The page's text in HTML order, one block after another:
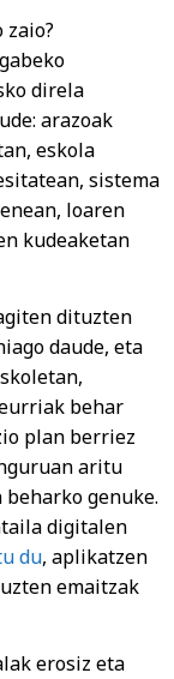
direla
arazoak
eskola
sistema
loaren
kudeaketan
dituzten
daude, eta
behar
plan berriez
aritu
genuke.
digitalen
du, aplikatzen
emaitzak
erosiz eta